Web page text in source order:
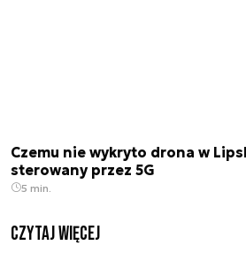
Czemu nie wykryto drona w
sterowany przez 5G
5 min.
czytaj więcej